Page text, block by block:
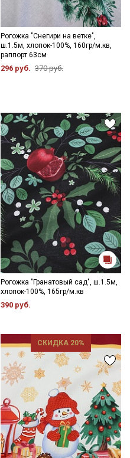
Рогожка "Снегири на ветке",
ш.1.5м, хлопок-100%, 160гр/м.кв,
раппорт 63см
296 руб. 370 руб.
Рогожка "Гранатовый сад", ш.1.5м,
хлопок-100%, 165гр/м.кв
390 руб.
СКИДКА 20%